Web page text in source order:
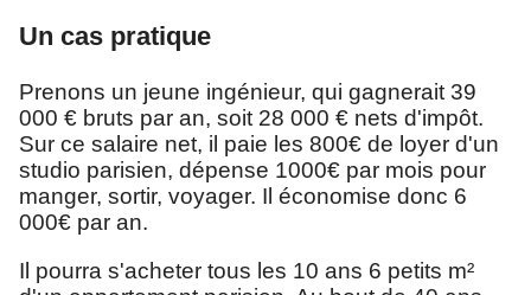
Un cas pratique
Prenons un jeune ingénieur, qui gagnerait 39
000 € bruts par an, soit 28 000 € nets d'impôt.
Sur ce salaire net, il paie les 800€ de loyer d'un
studio parisien, dépense 1000€ par mois pour
manger, sortir, voyager. Il économise donc 6
000€ par an.
Il pourra s'acheter tous les 10 ans 6 petits m²